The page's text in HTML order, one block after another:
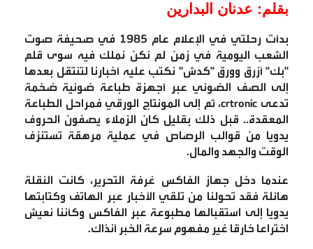
بقلم: عدنان البدارين
بدأت رحلتي في الإعلام عام 1985 في صحيفة صوت
الشعب اليومية في زمن لم نكن نملك فيه سوى قلم
"بك" أزرق وورق "كدش" نكتب عليه أخبارنا لتنتقل بعدها
إلى الصف الضوئي عبر أجهزة طباعة ضوئية ضخمة
تدعى
، ثم إلى المونتاج الورقي فمراحل الطباعة
المعقدة.. قبل ذلك بقليل كان الزملاء يصفون الحروف
يدويا من قوالب الرصاص في عملية مرهقة تستنزف
الوقت والجهد والمال.
عندما دخل جهاز الفاكس غرفة التحرير، كانت النقلة
هائلة فقد تحولنا من تلقي الأخبار عبر الهاتف وكتابتها
يدويا إلى استقبالها مطبوعة عبر الفاكس وكأننا نعيش
اختراعا خارقا غير مفهوم سرعة الخبر آنذاك.